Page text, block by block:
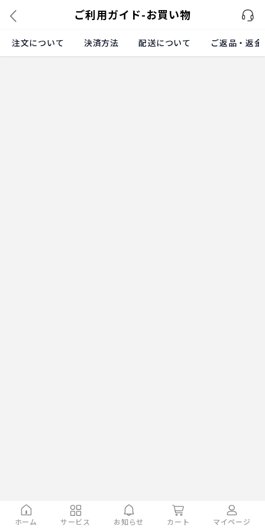
ご利用ガイド-お買い物
注文について 決済方法 配送について ご返品・返金
ホーム サービス お知らせ カート マイページ